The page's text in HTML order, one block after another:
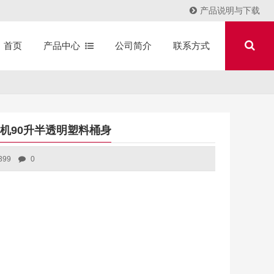
产品说明与下载
首页 产品中心 公司简介 联系方式
90升半透明塑料桶身
0